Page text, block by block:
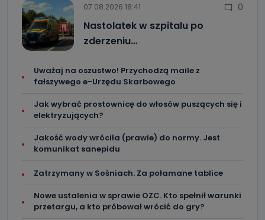
07.08.2026 18:41 0
Nastolatek w szpitalu po
zderzeniu…
Uważaj na oszustwo! Przychodzą maile z
fałszywego e-Urzędu Skarbowego
Jak wybrać prostownicę do włosów puszących się i
elektryzujących?
Jakość wody wróciła (prawie) do normy. Jest
komunikat sanepidu
Zatrzymany w Sośniach. Za połamane tablice
Nowe ustalenia w sprawie OZC. Kto spełnił warunki
przetargu, a kto próbował wrócić do gry?